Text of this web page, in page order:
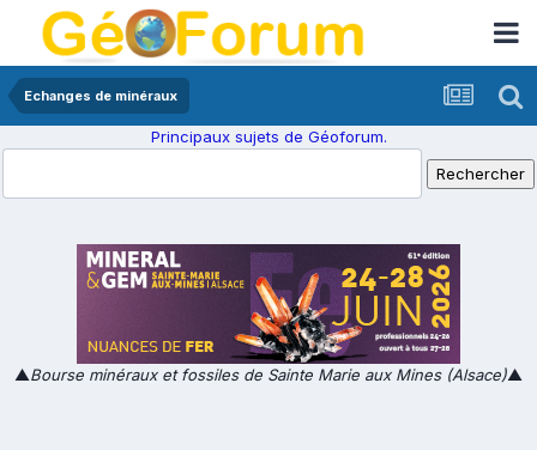
Echanges de minéraux
Principaux sujets de Géoforum.
▲Bourse minéraux et fossiles de Sainte Marie aux Mines (Alsace)▲